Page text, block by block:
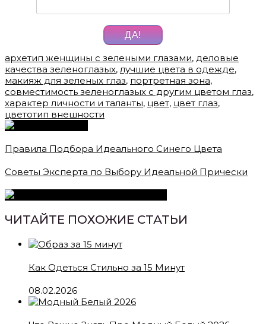
ДА!
архетип женщины с зелеными глазами, деловые
качества зеленоглазых, лучшие цвета в одежде,
макияж для зеленых глаз, портретная зона,
совместимость зеленоглазых с другим цветом глаз,
характер личности и таланты, цвет, цвет глаз,
цветотип внешности
Правила Подбора Идеального Синего Цвета
Советы Эксперта по Выбору Идеальной Прически
ЧИТАЙТЕ ПОХОЖИЕ СТАТЬИ
Как Одеться Стильно за 15 Минут
08.02.2026